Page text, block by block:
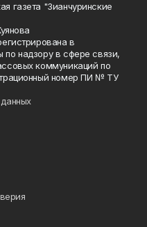
газета "Зианчуринские
в
надзору в сфере связи,
коммуникаций по
номер ПИ № ТУ